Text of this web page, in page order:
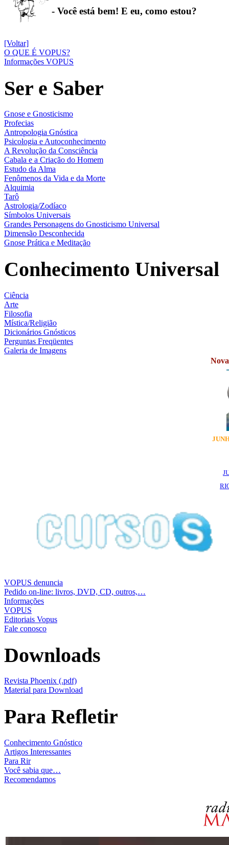
- Você está bem! E eu, como estou?
[Voltar]
O QUE É VOPUS?
Informações VOPUS
Ser e Saber
Gnose e Gnosticismo
Profecias
Antropologia Gnóstica
Psicologia e Autoconhecimento
A Revolução da Consciência
Cabala e a Criação do Homem
Estudo da Alma
Fenômenos da Vida e da Morte
Alquimia
Tarô
Astrologia/Zodíaco
Símbolos Universais
Grandes Personagens do Gnosticismo Universal
Dimensão Desconhecida
Gnose Prática e Meditação
Conhecimento Universal
Ciência
Arte
Filosofia
Mística/Religião
Dicionários Gnósticos
Perguntas Freqüentes
Galeria de Imagens
VOPUS denuncia
Pedido on-line: livros, DVD, CD, outros,…
Informações
VOPUS
Editoriais Vopus
Fale conosco
Downloads
Revista Phoenix (.pdf)
Material para Download
Para Refletir
Conhecimento Gnóstico
Artigos Interessantes
Para Rir
Você sabia que…
Recomendamos